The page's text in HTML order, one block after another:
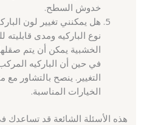
خدوش السطح.
هل يمكنني تغيير لون
نوع الباركيه ومدى قابليته
الخشبية يمكن أن يتم صقلها
في حين أن الباركيه
التغيير. ينصح بالتشاور
الخيارات المناسبة.
هذه الأسئلة الشائعة قد تساعدك